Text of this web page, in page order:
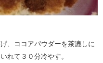
、ココアパウダーを茶漉しに
れて３０分冷やす。